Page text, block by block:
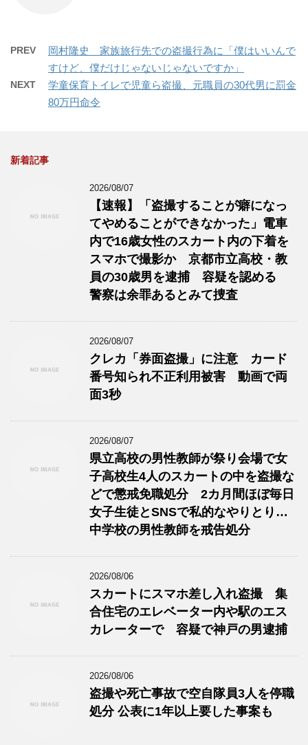
PREV
岡村隆史 家族旅行先での盗撮行為に「僕はいいんで
すけど、僕だけじゃないじゃないですか」
NEXT
学童保育トイレで児童ら盗撮、元職員の30代男に罰金
80万円命令
新着記事
2026/08/07
【速報】「盗撮することが癖になっ
てやめることができなかった」電車
内で16歳女性のスカート内の下着を
スマホで撮影か 京都市立高校・教
員の30歳男を逮捕 容疑を認める
警察は余罪あるとみて捜査
2026/08/07
クレカ「券面盗撮」に注意 カード
番号知られ不正利用被害 動画で両
面3秒
2026/08/07
県立高校の男性教師が祭り会場で女
子高校生4人のスカートの中を盗撮な
どで懲戒免職処分 2カ月間ほぼ毎日
女子生徒とSNSで私的なやりとり…
中学校の男性教師を戒告処分
2026/08/06
スカートにスマホ差し入れ盗撮 集
合住宅のエレベーター内や駅のエス
カレーターで 容疑で神戸の男逮捕
2026/08/06
盗撮や死亡事故で空自隊員3人を停職
処分 公表に1年以上要した事案も